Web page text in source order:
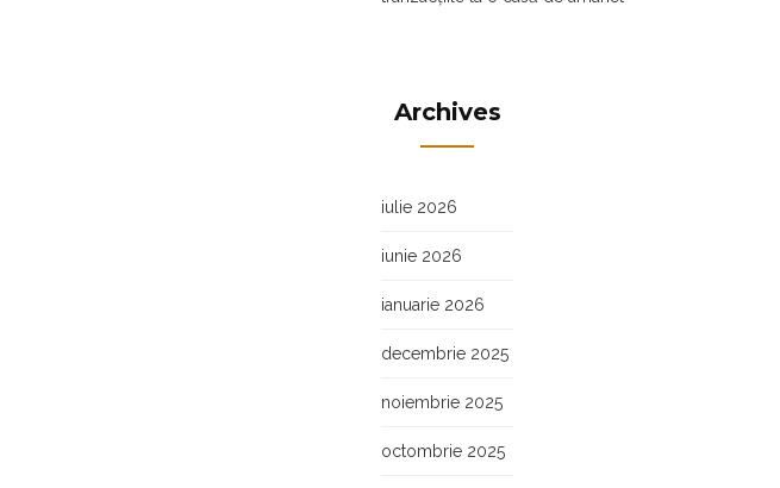
Archives
iulie 2026
iunie 2026
ianuarie 2026
decembrie 2025
noiembrie 2025
octombrie 2025